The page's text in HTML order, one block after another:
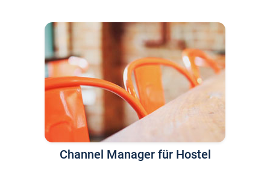
Channel Manager für Hostel